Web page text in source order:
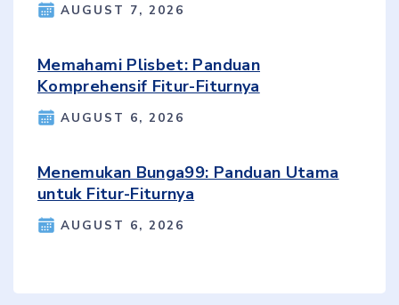
AUGUST 7, 2026
Memahami Plisbet: Panduan
Komprehensif Fitur-Fiturnya
AUGUST 6, 2026
Menemukan Bunga99: Panduan Utama
untuk Fitur-Fiturnya
AUGUST 6, 2026